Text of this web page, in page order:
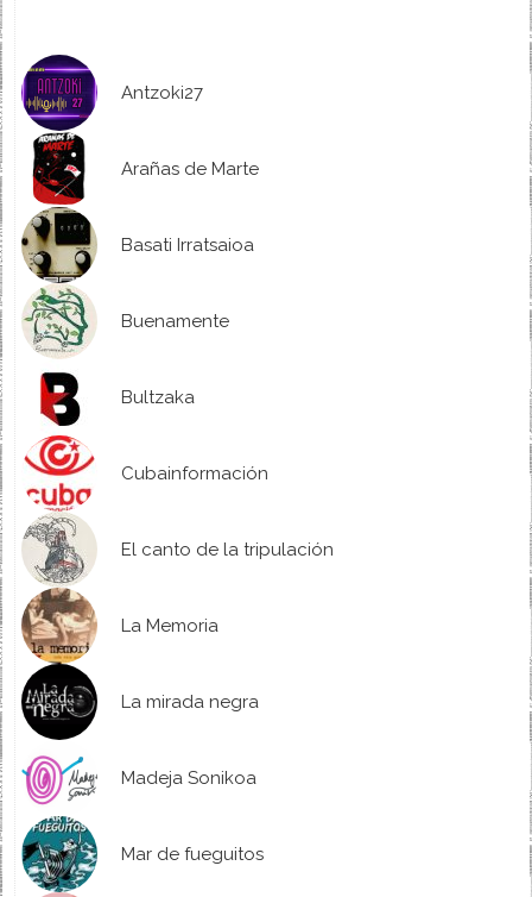
Antzoki27
Arañas de Marte
Basati Irratsaioa
Buenamente
Bultzaka
Cubainformación
El canto de la tripulación
La Memoria
La mirada negra
Madeja Sonikoa
Mar de fueguitos